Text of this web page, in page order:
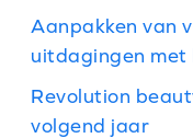
Aanpakken van
uitdagingen
Revolution
volgend jaar